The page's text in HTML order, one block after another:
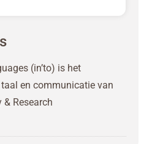
(in’to) is het
en communicatie van
Research